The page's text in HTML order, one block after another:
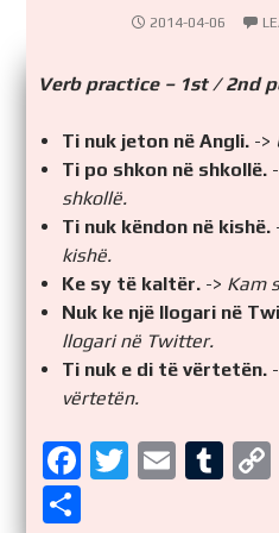
2014-04-06
Verb practice – 1st / 2nd
Ti nuk jeton në Angli. ->
Ti po shkon në shkollë.
shkollë.
Ti nuk këndon në kishë.
kishë.
Ke sy të kaltër. -> Kam
Nuk ke një llogari në
llogari në Twitter.
Ti nuk e di të vërtetën.
vërtetën.
F
T
E
T